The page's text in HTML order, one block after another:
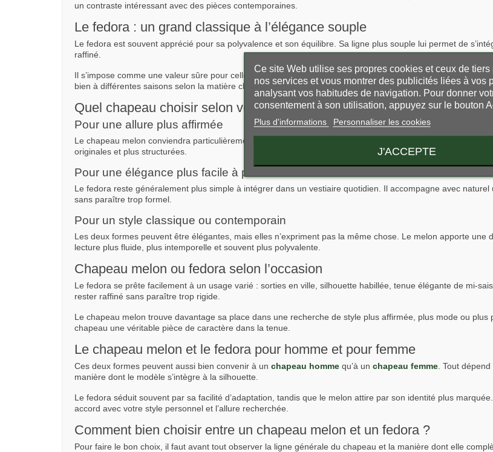
un contraste intéressant avec des pièces contemporaines.
Le fedora : un grand classique à l’élégance souple
Le fedora est souvent apprécié pour sa polyvalence et son équilibre. Sa ligne plus souple lui permet de
raffiné.
Il s’impose comme une valeur sûre pour celles et ceux qui recherchent un chapeau élégant, intemporel et
bien à différentes saisons selon la matière choisie.
Quel chapeau choisir selon votre style ?
Pour une allure plus affirmée
Le chapeau melon conviendra particulièrement bien à une silhouette au caractère marqué. Il attire
originales et plus structurées.
Pour une élégance plus facile à porter
Le fedora reste généralement plus simple à intégrer dans un vestiaire quotidien. Il accompagne avec
sans paraître trop formel.
Pour un style classique ou contemporain
Les deux formes peuvent être élégantes, mais elles n’expriment pas la même chose. Le melon apporte
lecture plus fluide, plus intemporelle et souvent plus polyvalente.
Chapeau melon ou fedora selon l’occasion
Le fedora se prête facilement à un usage varié : sorties en ville, silhouette habillée, tenue élégante de mi-
rester raffiné sans paraître trop rigide.
Le chapeau melon trouve davantage sa place dans une recherche de style plus affirmée, plus mode ou
chapeau une véritable pièce de caractère dans la tenue.
Le chapeau melon et le fedora pour homme et pour femme
Ces deux formes peuvent aussi bien convenir à un chapeau homme qu’à un chapeau femme . Tout
manière dont le modèle s’intègre à la silhouette.
Le fedora séduit souvent par sa facilité d’adaptation, tandis que le melon attire par son identité plus
accord avec votre style personnel et l’allure recherchée.
Comment bien choisir entre un chapeau melon et un fedora ?
Pour faire le bon choix, il faut avant tout observer la ligne générale du chapeau et la manière dont elle
Ce site Web utilise ses propres cookies et ceux de tiers
nos services et vous montrer des publicités liées à vos
analysant vos habitudes de navigation. Pour donner
consentement à son utilisation, appuyez sur le bouton
Plus d'informations Personnaliser les cookies
J'ACCEPTE